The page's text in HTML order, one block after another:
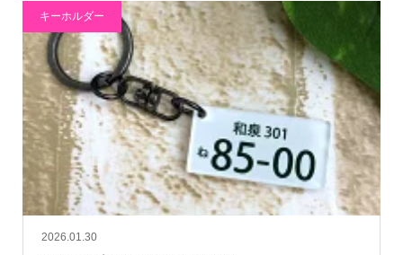
2026.01.30
キーホルダー